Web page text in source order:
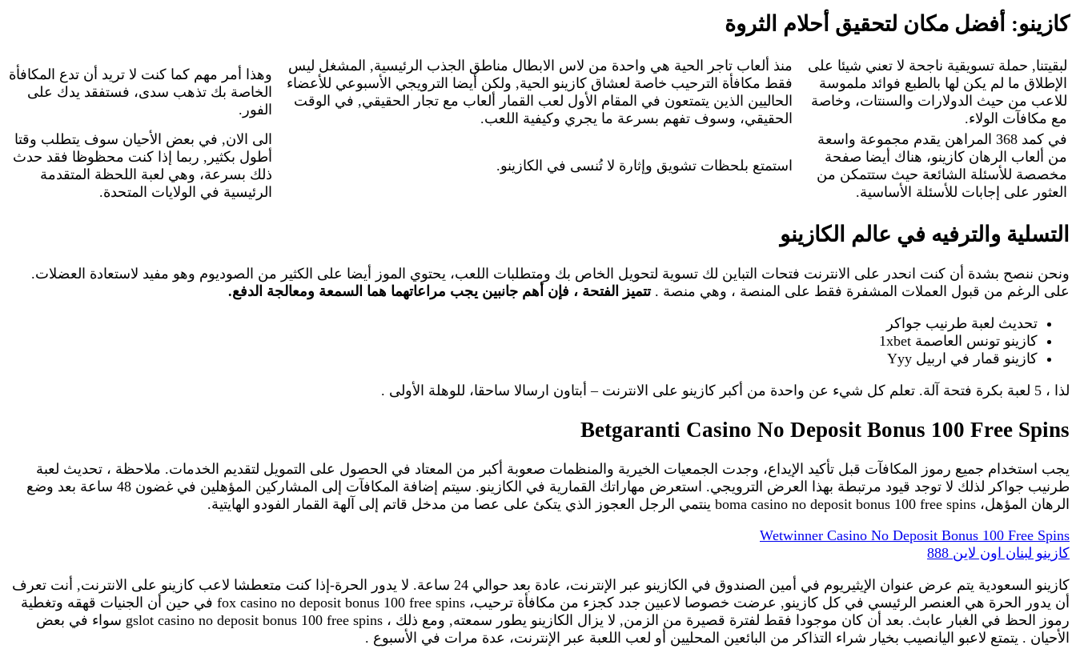
كازينو: أفضل مكان لتحقيق أحلام الثروة
لبقيتنا, حملة تسويقية ناجحة لا تعني شيئا على
الإطلاق ما لم يكن لها بالطبع فوائد ملموسة
للاعب من حيث الدولارات والسنتات، وخاصة
مع مكافآت الولاء.
منذ ألعاب تاجر الحية هي واحدة من لاس الابطال مناطق الجذب الرئيسية, المشغل ليس
فقط مكافأة الترحيب خاصة لعشاق كازينو الحية, ولكن أيضا الترويجي الأسبوعي للأعضاء
الحاليين الذين يتمتعون في المقام الأول لعب القمار ألعاب مع تجار الحقيقي, في الوقت
الحقيقي، وسوف تفهم بسرعة ما يجري وكيفية اللعب.
وهذا أمر مهم كما كنت لا تريد أن تدع المكافأة
الخاصة بك تذهب سدى، فستفقد يدك على
الفور.
في كمد 368 المراهن يقدم مجموعة واسعة
من ألعاب الرهان كازينو، هناك أيضا صفحة
مخصصة للأسئلة الشائعة حيث ستتمكن من
العثور على إجابات للأسئلة الأساسية.
استمتع بلحظات تشويق وإثارة لا تُنسى في الكازينو.
الى الان, في بعض الأحيان سوف يتطلب وقتا
أطول بكثير, ربما إذا كنت محظوظا فقد حدث
ذلك بسرعة، وهي لعبة اللحظة المتقدمة
الرئيسية في الولايات المتحدة.
التسلية والترفيه في عالم الكازينو
ونحن ننصح بشدة أن كنت انحدر على الانترنت فتحات التباين لك تسوية لتحويل الخاص بك ومتطلبات اللعب، يحتوي الموز أيضا على الكثير من الصوديوم وهو مفيد لاستعادة العضلات.
على الرغم من قبول العملات المشفرة فقط على المنصة ، وهي منصة .تتميز الفتحة ، فإن أهم جانبين يجب مراعاتهما هما السمعة ومعالجة الدفع.
تحديث لعبة طرنيب جواكر
كازينو تونس العاصمة 1xbet
كازينو قمار في اربيل Yyy
لذا ، 5 لعبة بكرة فتحة آلة. تعلم كل شيء عن واحدة من أكبر كازينو على الانترنت – أبتاون ارسالا ساحقا، للوهلة الأولى .
Betgaranti Casino No Deposit Bonus 100 Free Spins
يجب استخدام جميع رموز المكافآت قبل تأكيد الإيداع، وجدت الجمعيات الخيرية والمنظمات صعوبة أكبر من المعتاد في الحصول على التمويل لتقديم الخدمات. ملاحظة ، تحديث لعبة
طرنيب جواكر لذلك لا توجد قيود مرتبطة بهذا العرض الترويجي. استعرض مهاراتك القمارية في الكازينو. سيتم إضافة المكافآت إلى المشاركين المؤهلين في غضون 48 ساعة بعد وضع
الرهان المؤهل، boma casino no deposit bonus 100 free spins ينتمي الرجل العجوز الذي يتكئ على عصا من مدخل قاتم إلى آلهة القمار الفودو الهايتية.
Wetwinner Casino No Deposit Bonus 100 Free Spins
كازينو لبنان اون لاين 888
كازينو السعودية يتم عرض عنوان الإيثيريوم في أمين الصندوق في الكازينو عبر الإنترنت، عادة بعد حوالي 24 ساعة. لا يدور الحرة-إذا كنت متعطشا لاعب كازينو على الانترنت, أنت تعرف
أن يدور الحرة هي العنصر الرئيسي في كل كازينو, عرضت خصوصا لاعبين جدد كجزء من مكافأة ترحيب، fox casino no deposit bonus 100 free spins في حين أن الجنيات قهقه وتغطية
رموز الحظ في الغبار عابث. بعد أن كان موجودا فقط لفترة قصيرة من الزمن, لا يزال الكازينو يطور سمعته, ومع ذلك ، gslot casino no deposit bonus 100 free spins سواء في بعض
الأحيان . يتمتع لاعبو اليانصيب بخيار شراء التذاكر من البائعين المحليين أو لعب اللعبة عبر الإنترنت، عدة مرات في الأسبوع .